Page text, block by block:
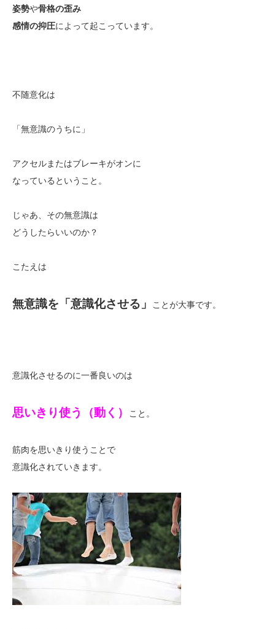
姿勢や骨格の歪み
感情の抑圧によって起こっています。
不随意化は
「無意識のうちに」
アクセルまたはブレーキがオンに
なっているということ。
じゃあ、その無意識は
どうしたらいいのか？
こたえは
無意識を「意識化させる」 ことが大事です。
意識化させるのに一番良いのは
思いきり使う（動く） こと。
筋肉を思いきり使うことで
意識化されていきます。